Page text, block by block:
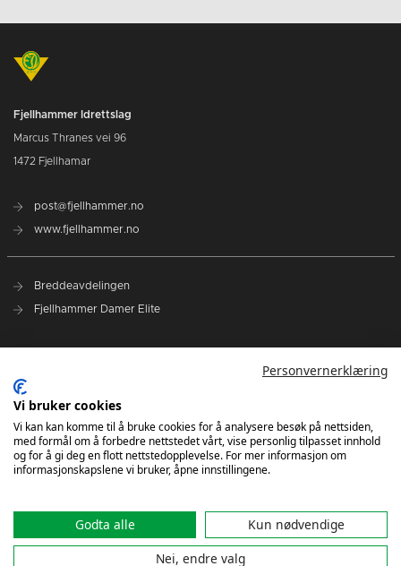
Fjellhammer Idrettslag
Marcus Thranes vei 96
1472 Fjellhamar
post@fjellhammer.no
www.fjellhammer.no
Breddeavdelingen
Fjellhammer Damer Elite
NHF Region Øst
Kontakt oss
Personvernerklæring
Vi bruker cookies
Vi kan kan komme til å bruke cookies for å analysere besøk på nettsiden,
med formål om å forbedre nettstedet vårt, vise personlig tilpasset innhold
og for å gi deg en flott nettstedopplevelse. For mer informasjon om
informasjonskapslene vi bruker, åpne innstillingene.
Godta alle
Kun nødvendige
Nei, endre valg